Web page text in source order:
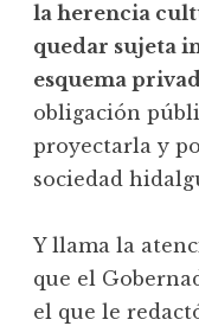
la herencia
quedar sujeta
esquema
obligación
proyectarla y
sociedad
Y llama la
que el
el que le